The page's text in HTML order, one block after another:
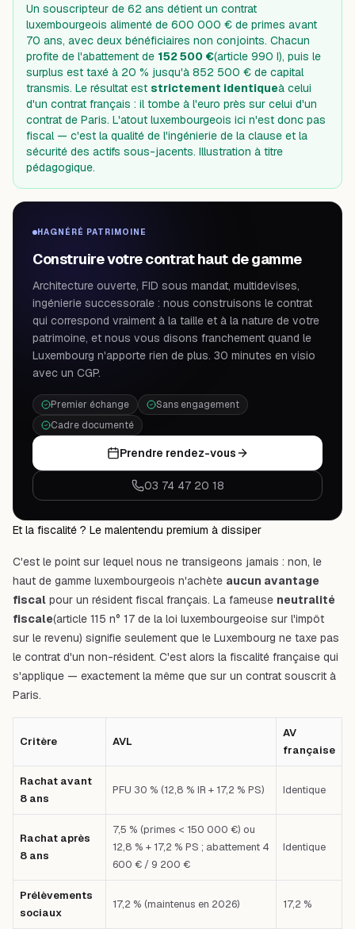
Un souscripteur de 62 ans détient un contrat
luxembourgeois alimenté de 600 000 € de primes avant
70 ans, avec deux bénéficiaires non conjoints. Chacun
profite de l'abattement de 152 500 €(article 990 I), puis le
surplus est taxé à 20 % jusqu'à 852 500 € de capital
transmis. Le résultat est strictement identiqueà celui
d'un contrat français : il tombe à l'euro près sur celui d'un
contrat de Paris. L'atout luxembourgeois ici n'est donc pas
fiscal — c'est la qualité de l'ingénierie de la clause et la
sécurité des actifs sous-jacents. Illustration à titre
pédagogique.
HAGNÉRÉ PATRIMOINE
Construire votre contrat haut de gamme
Architecture ouverte, FID sous mandat, multidevises,
ingénierie successorale : nous construisons le contrat
qui correspond vraiment à la taille et à la nature de votre
patrimoine, et nous vous disons franchement quand le
Luxembourg n'apporte rien de plus. 30 minutes en visio
avec un CGP.
Premier échange
Sans engagement
Cadre documenté
Prendre rendez-vous
03 74 47 20 18
Et la fiscalité ? Le malentendu premium à dissiper
C'est le point sur lequel nous ne transigeons jamais : non, le
haut de gamme luxembourgeois n'achète aucun avantage
fiscal pour un résident fiscal français. La fameuse neutralité
fiscale(article 115 n° 17 de la loi luxembourgeoise sur l'impôt
sur le revenu) signifie seulement que le Luxembourg ne taxe pas
le contrat d'un non-résident. C'est alors la fiscalité française qui
s'applique — exactement la même que sur un contrat souscrit à
Paris.
Critère AVL
AV
française
Rachat avant
8 ans
PFU 30 % (12,8 % IR + 17,2 % PS) Identique
Rachat après
8 ans
7,5 % (primes < 150 000 €) ou
12,8 % + 17,2 % PS ; abattement 4
600 € / 9 200 €
Identique
Prélèvements
sociaux
17,2 % (maintenus en 2026) 17,2 %